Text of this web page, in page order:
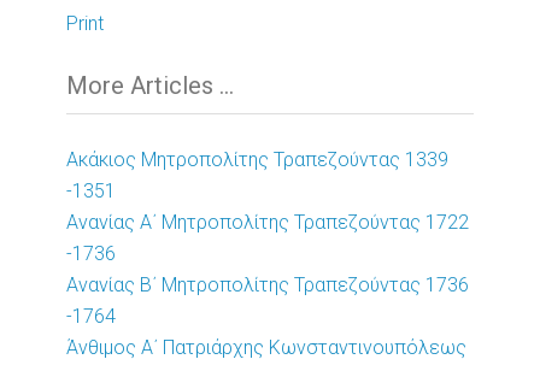
Print
More Articles ...
Ακάκιος Μητροπολίτης Τραπεζούντας 1339
-1351
Ανανίας Α΄ Μητροπολίτης Τραπεζούντας 1722
-1736
Ανανίας Β΄ Μητροπολίτης Τραπεζούντας 1736
-1764
Άνθιμος Α΄ Πατριάρχης Κωνσταντινουπόλεως